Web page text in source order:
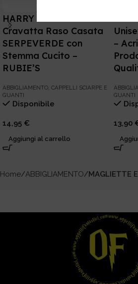
HARRY POTTER –
Cravatta Raso Casata
SERPEVERDE con
Stemma Cucito –
RUBIE’S
ABBIGLIAMENTO, CAPPELLI SCIARPE E
GUANTI
Disponibile
14,95 €
Aggiungi al carrello
–
GUANTI
13,90
Home ABBIGLIAMENTO MAGLIETTE